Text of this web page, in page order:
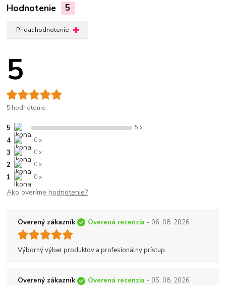
Hodnotenie 5
Pridať hodnotenie
5
5 hodnotenie
5 5 x
4 0 x
3 0 x
2 0 x
1 0 x
Ako overíme hodnotenie?
Overený zákazník Overená recenzia - 06. 08. 2026
Výborný výber produktov a profesionálny prístup.
Overený zákazník Overená recenzia - 05. 08. 2026